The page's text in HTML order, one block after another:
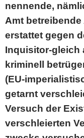
nennende,
Amt
erstattet gegen
Inquisitor-gleich
kriminell
(EU-
getarnt
Versuch der
verschleierten